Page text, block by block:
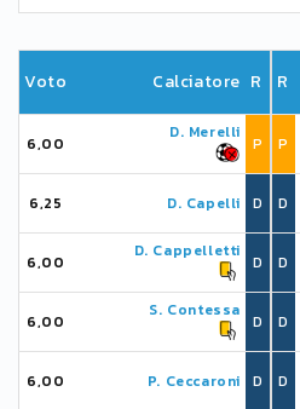
Voto Calciatore R
6,00
D. Merelli
P
6,25 D. Capelli D
6,00
D. Cappelletti
D
6,00
S. Contessa
D
6,00 P. Ceccaroni D
R
P
D
D
D
D